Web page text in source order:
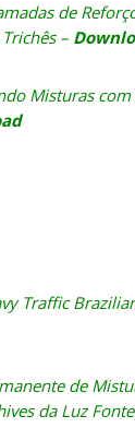
de
–
Misturas
Traffic
de
da Luz